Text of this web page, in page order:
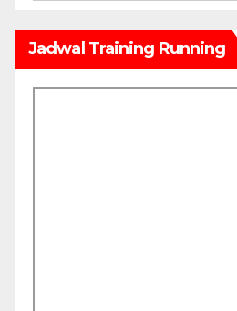
Jadwal Training Running